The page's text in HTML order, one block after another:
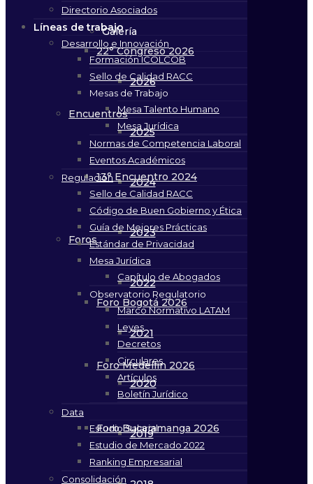
Galería
2026
2025
2024
2023
2022
2021
2020
2019
22° Congreso 2026
Encuentros
13° Encuentro 2024
Foros
Foro Bogotá 2026
Foro Medellín 2026
Foro Bucaramanga 2026
Directorio Asociados
Líneas de trabajo
Desarrollo e Innovación
Formación ICOLCOB
Sello de Calidad RACC
Mesas de Trabajo
Mesa Talento Humano
Mesa Jurídica
Normas de Competencia Laboral
Eventos Académicos
Regulación
Sello de Calidad RACC
Código de Buen Gobierno y Ética
Guía de Mejores Prácticas
Estándar de Privacidad
Mesa Jurídica
Capítulo de Abogados
Observatorio Regulatorio
Marco Normativo LATAM
Leyes
Decretos
Circulares
Artículos
Boletín Jurídico
Data
Estudio Salarial
Estudio de Mercado 2022
Ranking Empresarial
Consolidación